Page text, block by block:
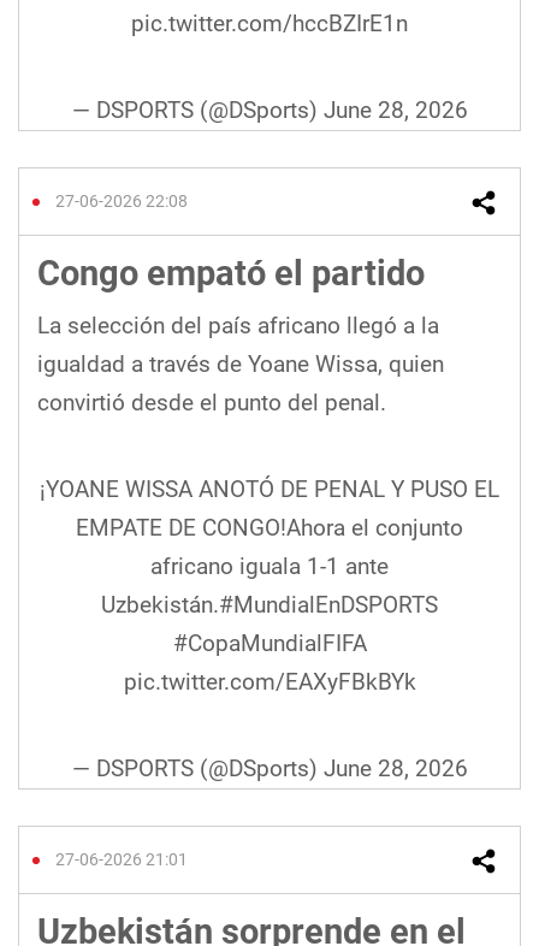
pic.twitter.com/hccBZIrE1n
— DSPORTS (@DSports) June 28, 2026
27-06-2026 22:08
Congo empató el partido
La selección del país africano llegó a la
igualdad a través de Yoane Wissa, quien
convirtió desde el punto del penal.
¡YOANE WISSA ANOTÓ DE PENAL Y PUSO EL
EMPATE DE CONGO!Ahora el conjunto
africano iguala 1-1 ante
Uzbekistán.#MundialEnDSPORTS
#CopaMundialFIFA
pic.twitter.com/EAXyFBkBYk
— DSPORTS (@DSports) June 28, 2026
27-06-2026 21:01
Uzbekistán sorprende en el